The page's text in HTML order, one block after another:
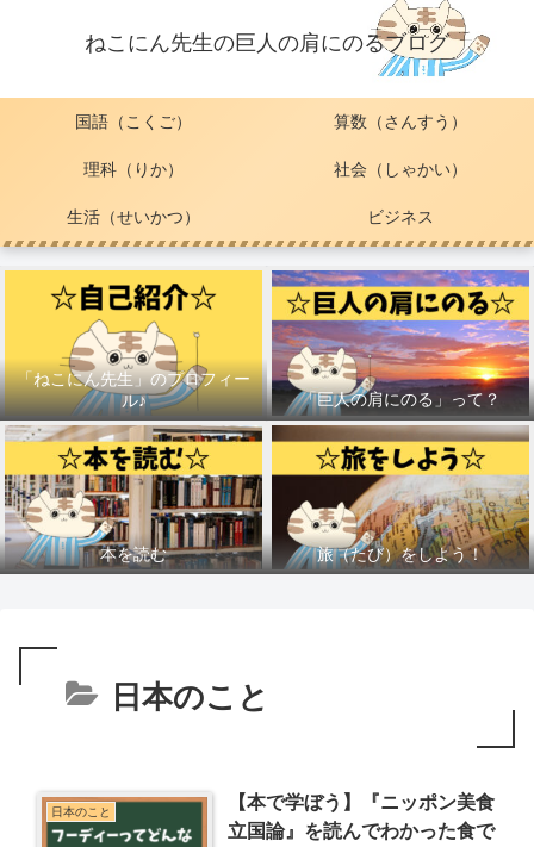
ねこにん先生の巨人の肩にのるブログ
国語（こくご） 算数（さんすう）
理科（りか） 社会（しゃかい）
生活（せいかつ） ビジネス
「ねこにん先生」のプロフィー
ル♪
「巨人の肩にのる」って？
本を読む 旅（たび）をしよう！
日本のこと
日本のこと
【本で学ぼう】『ニッポン美食
立国論』を読んでわかった食で